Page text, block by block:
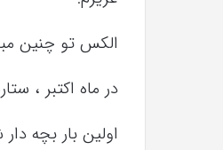
الکس تو چنین مبارزی هستی.”
در ماه اکتبر ،
اولین بار بچه